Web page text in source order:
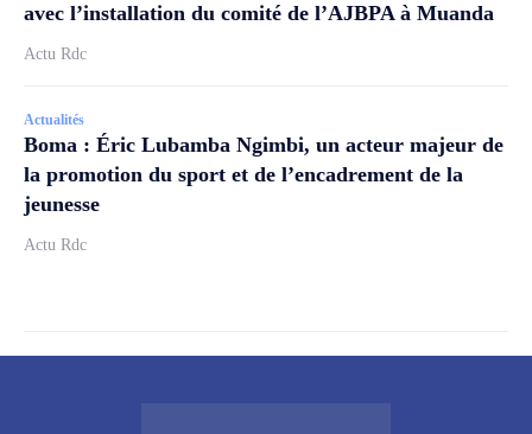
avec l’installation du comité de l’AJBPA à Muanda
Actu Rdc
Actualités
Boma : Éric Lubamba Ngimbi, un acteur majeur de
la promotion du sport et de l’encadrement de la
jeunesse
Actu Rdc